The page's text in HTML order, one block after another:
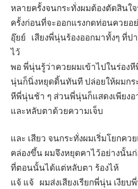
หลายครั้งจนกระทั่งผมต้องตัดสินใ
ครั้งก่อนที่จะออกแรงกดท่อนควยอ
อุ๊ยย์ เสียงพี่นุ่นร้องออกมาทั้งๆ ที่ป
ไว้
พอ พี่นุ่นรู้ว่าควยผมเข้าไปในร่อง
นุ่นก็นิ่งหยุดดิ้นทันที ปล่อยให้ผมกร
หีพี่นุ่นช้า ๆ ส่วนพี่นุ่นก็แสดงเพียงอ
และหลับตาด้วยความเจ็บ
และ เสียว จนกระทั่งผมเริ่มโยกค
คล่องขึ้น ผมจึงหยุดคาไว้อย่างนั้น
ที่ตอนนั้นได้แต่หลับตา ร้องไห้
แจ้ แจ้ ผมส่งเสียงเรียกพี่นุ่น เงียบ